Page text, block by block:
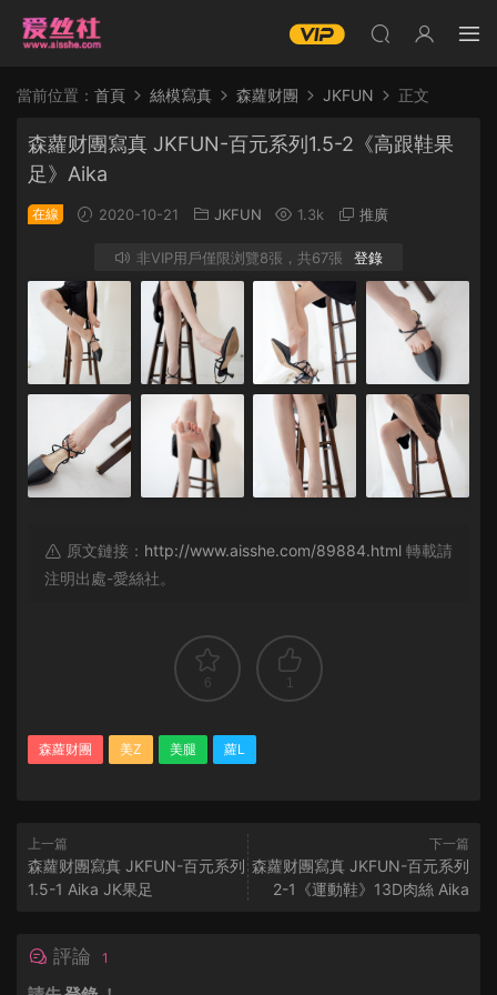
當前位置： 首頁 絲模寫真 森蘿财團 JKFUN 正文
森蘿财團寫真 JKFUN-百元系列1.5-2《高跟鞋果
足》Aika
在線 2020-10-21 JKFUN 1.3k 推廣
非VIP用戶僅限浏覽8張，共67張 登錄
原文鏈接： http://www.aisshe.com/89884.html 轉載請
注明出處-愛絲社。
6 1
森蘿财團 美Z 美腿 蘿L
上一篇
森蘿财團寫真 JKFUN-百元系列
1.5-1 Aika JK果足
下一篇
森蘿财團寫真 JKFUN-百元系列
2-1《運動鞋》13D肉絲 Aika
評論 1